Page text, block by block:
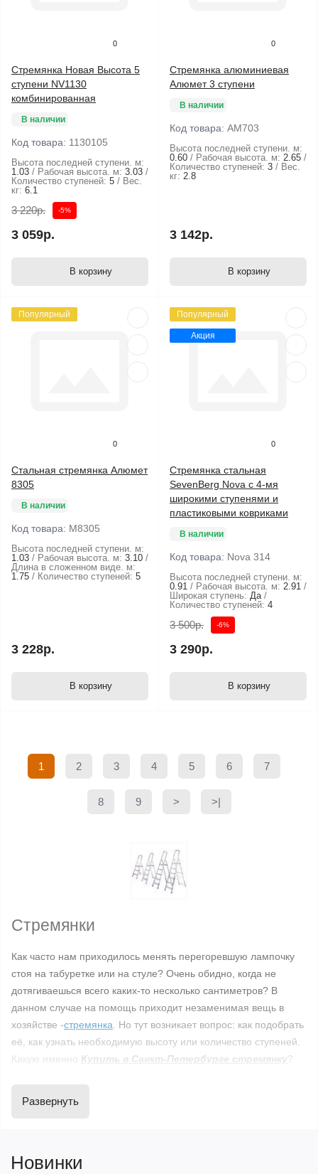
0
Стремянка Новая Высота 5
ступени NV1130
комбинированная
В наличии
Код товара: 1130105
Высота последней ступени. м:
1.03
Рабочая высота. м: 3.03
Количество ступеней: 5
Вес.
кг: 6.1
3 220р. -5%
3 059р.
В корзину
0
Стремянка алюминиевая
Алюмет 3 ступени
В наличии
Код товара: АМ703
Высота последней ступени. м:
0.60
Рабочая высота. м: 2.65
Количество ступеней: 3
Вес.
кг: 2.8
3 142р.
В корзину
Популярный
0
Стальная стремянка Алюмет
8305
В наличии
Код товара: М8305
Высота последней ступени. м:
1.03
Рабочая высота. м: 3.10
Длина в сложенном виде. м:
1.75
Количество ступеней: 5
3 228р.
В корзину
Популярный
Акция
0
Стремянка стальная
SevenBerg Nova с 4-мя
широкими ступенями и
пластиковыми ковриками
В наличии
Код товара: Nova 314
Высота последней ступени. м:
0.91
Рабочая высота. м: 2.91
Широкая ступень: Да
Количество ступеней: 4
3 500р. -6%
3 290р.
В корзину
1 2 3 4 5 6 7
8 9 > >|
Стремянки
Как часто нам приходилось менять перегоревшую лампочку
стоя на табуретке или на стуле? Очень обидно, когда не
дотягиваешься всего каких-то несколько сантиметров? В
данном случае на помощь приходит незаменимая вещь в
хозяйстве -стремянка . Но тут возникает вопрос: как подобрать
её, как узнать необходимую высоту или количество ступеней.
Какую именно Купить в Санкт-Петербурге стремянку?
человек стоит ногами. Высота площадки является основным
подбирается стремянка. Для начала мы измеряем высоту, до
Развернуть
Новинки